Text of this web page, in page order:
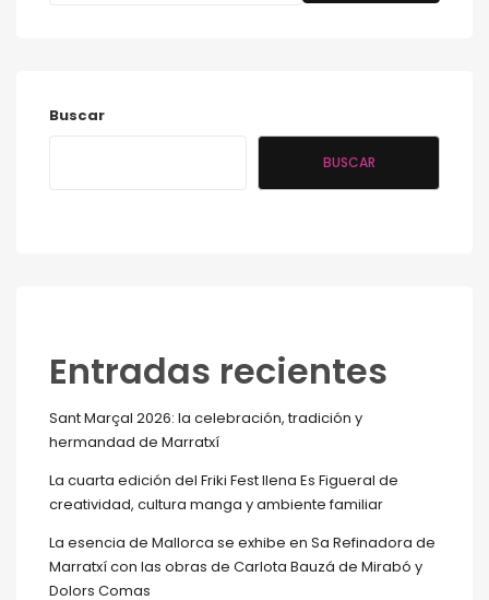
Buscar
BUSCAR
Entradas recientes
Sant Marçal 2026: la celebración, tradición y
hermandad de Marratxí
La cuarta edición del Friki Fest llena Es Figueral de
creatividad, cultura manga y ambiente familiar
La esencia de Mallorca se exhibe en Sa Refinadora de
Marratxí con las obras de Carlota Bauzá de Mirabó y
Dolors Comas